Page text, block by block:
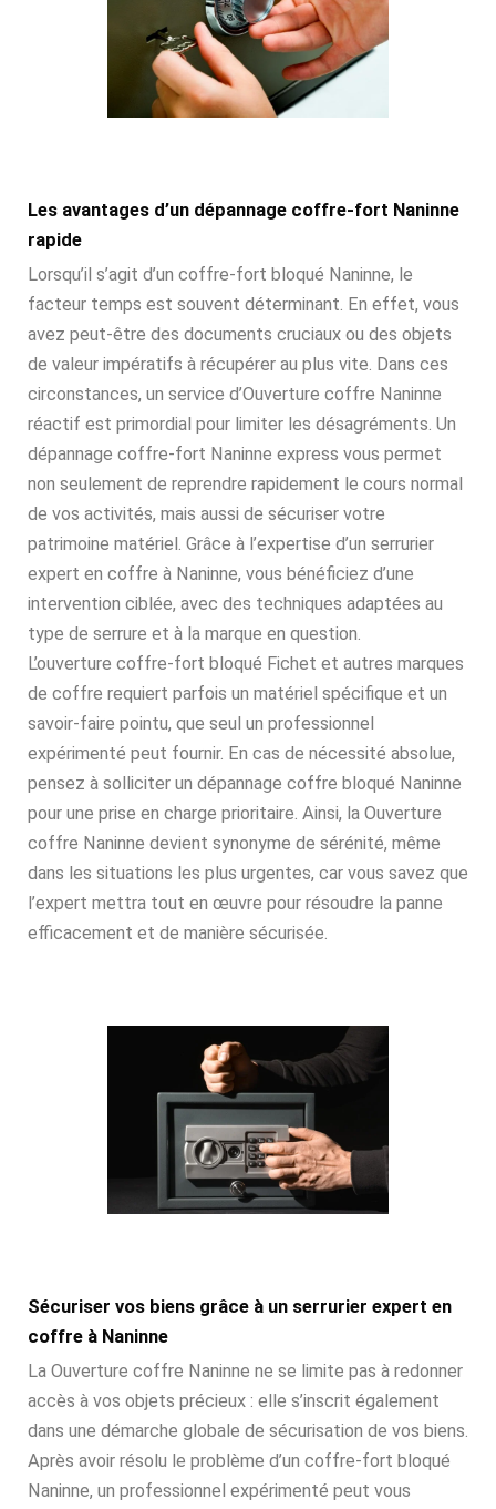
Les avantages d’un dépannage coffre-fort Naninne
rapide
Lorsqu’il s’agit d’un coffre-fort bloqué Naninne, le
facteur temps est souvent déterminant. En effet, vous
avez peut-être des documents cruciaux ou des objets
de valeur impératifs à récupérer au plus vite. Dans ces
circonstances, un service d’Ouverture coffre Naninne
réactif est primordial pour limiter les désagréments. Un
dépannage coffre-fort Naninne express vous permet
non seulement de reprendre rapidement le cours normal
de vos activités, mais aussi de sécuriser votre
patrimoine matériel. Grâce à l’expertise d’un serrurier
expert en coffre à Naninne, vous bénéficiez d’une
intervention ciblée, avec des techniques adaptées au
type de serrure et à la marque en question.
L’ouverture coffre-fort bloqué Fichet et autres marques
de coffre requiert parfois un matériel spécifique et un
savoir-faire pointu, que seul un professionnel
expérimenté peut fournir. En cas de nécessité absolue,
pensez à solliciter un dépannage coffre bloqué Naninne
pour une prise en charge prioritaire. Ainsi, la Ouverture
coffre Naninne devient synonyme de sérénité, même
dans les situations les plus urgentes, car vous savez que
l’expert mettra tout en œuvre pour résoudre la panne
efficacement et de manière sécurisée.
Sécuriser vos biens grâce à un serrurier expert en
coffre à Naninne
La Ouverture coffre Naninne ne se limite pas à redonner
accès à vos objets précieux : elle s’inscrit également
dans une démarche globale de sécurisation de vos biens.
Après avoir résolu le problème d’un coffre-fort bloqué
Naninne, un professionnel expérimenté peut vous